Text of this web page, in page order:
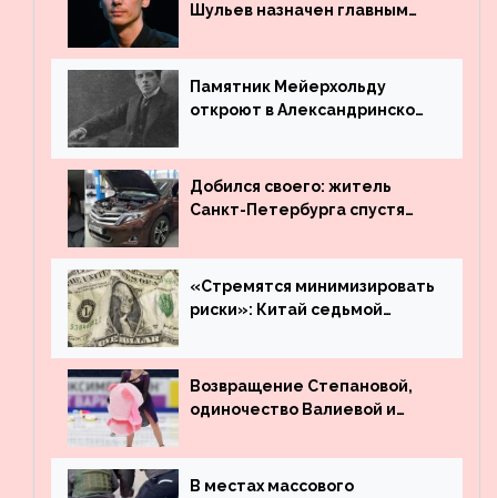
Шульев назначен главным
Вахтангова
Памятник Мейерхольду
откроют в Александринском
Добился своего: житель
Санкт-Петербурга спустя
угнанную в Казахстан
машину
«Стремятся минимизировать
риски»: Китай седьмой
деньги из американского
госдолга
Возвращение Степановой,
одиночество Валиевой и
что обсуждают в мире
фигурного катания
В местах массового